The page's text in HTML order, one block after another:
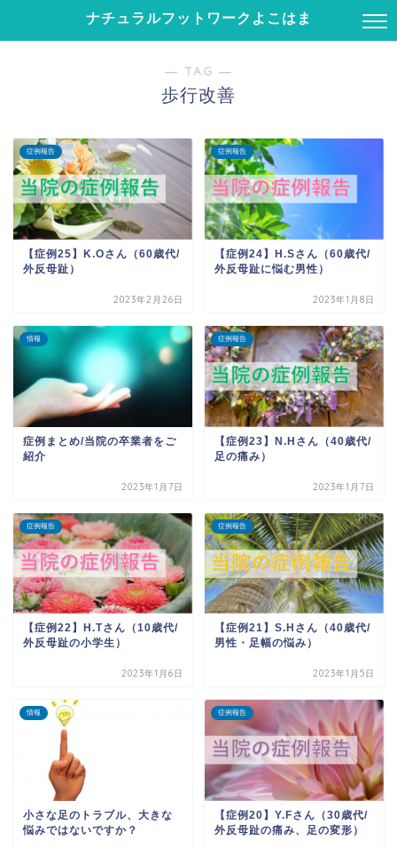
ナチュラルフットワークよこはま
― TAG ―
歩行改善
症例報告
【症例25】K.Oさん（60歳代/
外反母趾）
2023年2月26日
症例報告
【症例24】H.Sさん（60歳代/
外反母趾に悩む男性）
2023年1月8日
情報
症例まとめ/当院の卒業者をご
紹介
2023年1月7日
症例報告
【症例23】N.Hさん（40歳代/
足の痛み）
2023年1月7日
症例報告
【症例22】H.Tさん（10歳代/
外反母趾の小学生）
2023年1月6日
症例報告
【症例21】S.Hさん（40歳代/
男性・足幅の悩み）
2023年1月5日
情報
小さな足のトラブル、大きな
悩みではないですか？
症例報告
【症例20】Y.Fさん（30歳代/
外反母趾の痛み、足の変形）